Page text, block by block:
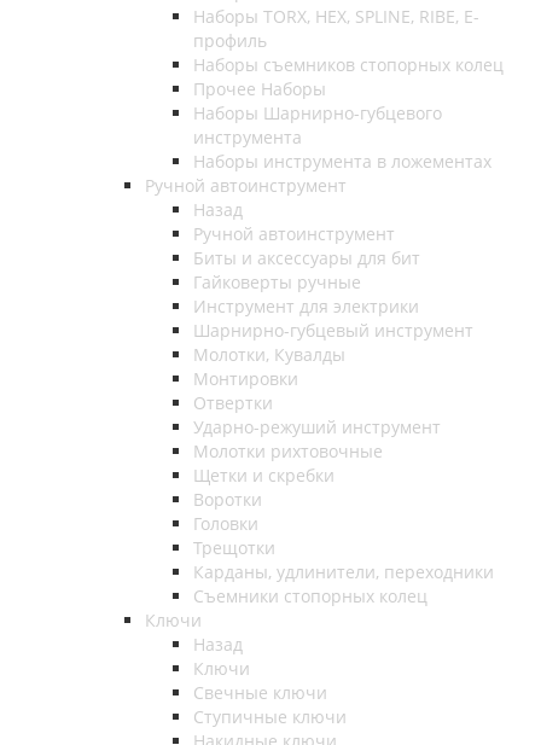
Наборы TORX, HEX, SPLINE, RIBE, E-
профиль
Наборы съемников стопорных колец
Прочее Наборы
Наборы Шарнирно-губцевого
инструмента
Наборы инструмента в ложементах
Ручной автоинструмент
Назад
Ручной автоинструмент
Биты и аксессуары для бит
Гайковерты ручные
Инструмент для электрики
Шарнирно-губцевый инструмент
Молотки, Кувалды
Монтировки
Отвертки
Ударно-режуший инструмент
Молотки рихтовочные
Щетки и скребки
Воротки
Головки
Трещотки
Карданы, удлинители, переходники
Съемники стопорных колец
Ключи
Назад
Ключи
Свечные ключи
Ступичные ключи
Накидные ключи